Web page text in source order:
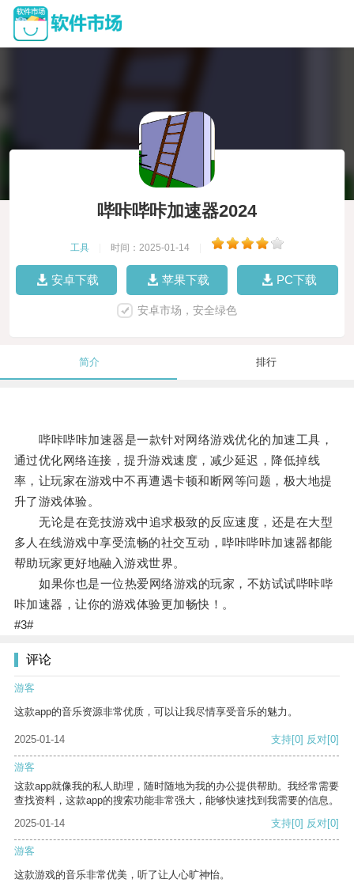
哔咔哔咔加速器2024
工具 时间：2025-01-14
安卓下载 苹果下载 PC下载
安卓市场，安全绿色
简介 排行
哔咔哔咔加速器是一款针对网络游戏优化的加速工具，
通过优化网络连接，提升游戏速度，减少延迟，降低掉线
率，让玩家在游戏中不再遭遇卡顿和断网等问题，极大地提
升了游戏体验。
无论是在竞技游戏中追求极致的反应速度，还是在大型
多人在线游戏中享受流畅的社交互动，哔咔哔咔加速器都能
帮助玩家更好地融入游戏世界。
如果你也是一位热爱网络游戏的玩家，不妨试试哔咔哔
咔加速器，让你的游戏体验更加畅快！。
#3#
评论
游客
这款app的音乐资源非常优质，可以让我尽情享受音乐的魅力。
2025-01-14 支持[0] 反对[0]
游客
这款app就像我的私人助理，随时随地为我的办公提供帮助。我经常需要
查找资料，这款app的搜索功能非常强大，能够快速找到我需要的信息。
2025-01-14
支持[0] 反对[0]
游客
这款游戏的音乐非常优美，听了让人心旷神怡。